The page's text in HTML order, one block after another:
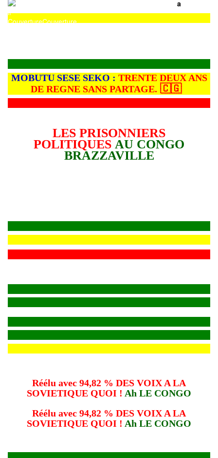
a
CouvertureCouverture
MOBUTU SESE SEKO : TRENTE DEUX ANS
DE REGNE SANS PARTAGE. 🇨🇬
LES PRISONNIERS
POLITIQUES AU CONGO
BRAZZAVILLE
Réélu avec 94,82 % DES VOIX A LA
SOVIETIQUE QUOI ! Ah LE CONGO
Réélu avec 94,82 % DES VOIX A LA
SOVIETIQUE QUOI ! Ah LE CONGO